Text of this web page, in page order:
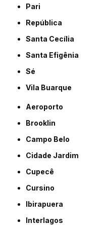
Pari
República
Santa Cecília
Santa Efigênia
Sé
Vila Buarque
Aeroporto
Brooklin
Campo Belo
Cidade Jardim
Cupecê
Cursino
Ibirapuera
Interlagos